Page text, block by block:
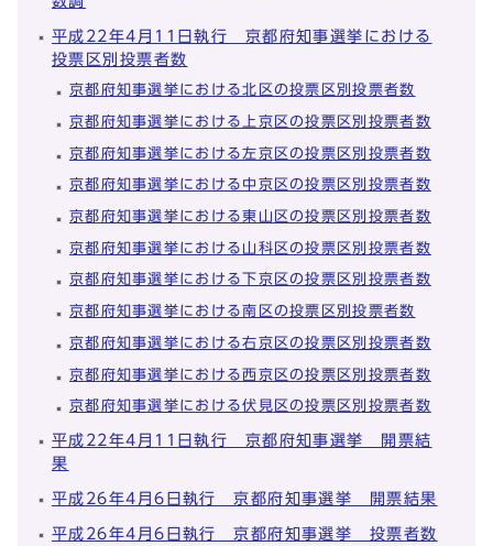
平成22年4月11日執行 京都府知事選挙における
投票区別投票者数
京都府知事選挙における北区の投票区別投票者数
京都府知事選挙における上京区の投票区別投票者数
京都府知事選挙における左京区の投票区別投票者数
京都府知事選挙における中京区の投票区別投票者数
京都府知事選挙における東山区の投票区別投票者数
京都府知事選挙における山科区の投票区別投票者数
京都府知事選挙における下京区の投票区別投票者数
京都府知事選挙における南区の投票区別投票者数
京都府知事選挙における右京区の投票区別投票者数
京都府知事選挙における西京区の投票区別投票者数
京都府知事選挙における伏見区の投票区別投票者数
平成22年4月11日執行 京都府知事選挙 開票結
果
平成26年4月6日執行 京都府知事選挙 開票結果
平成26年4月6日執行 京都府知事選挙 投票者数